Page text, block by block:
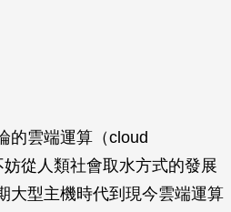
的雲端運算（cloud
從人類社會取水方式的發展
大型主機時代到現今雲端運算